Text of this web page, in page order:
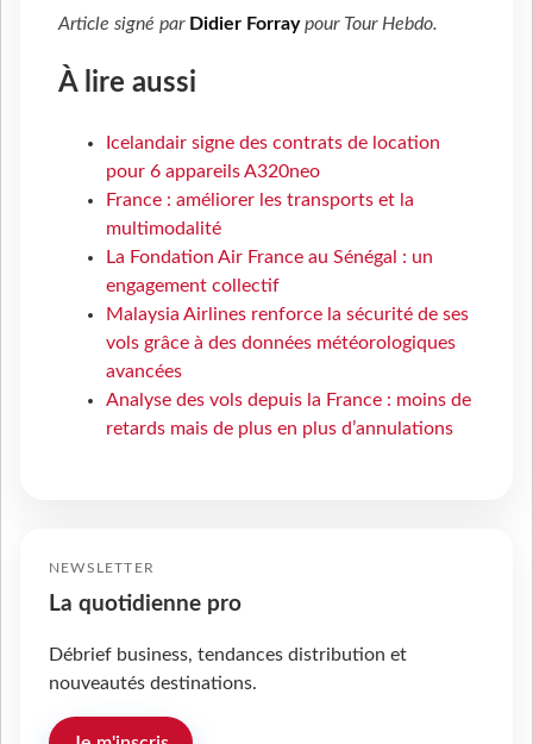
Article signé par Didier Forraypour Tour Hebdo.
À lire aussi
Icelandair signe des contrats de location
pour 6 appareils A320neo
France : améliorer les transports et la
multimodalité
La Fondation Air France au Sénégal : un
engagement collectif
Malaysia Airlines renforce la sécurité de ses
vols grâce à des données météorologiques
avancées
Analyse des vols depuis la France : moins de
retards mais de plus en plus d’annulations
NEWSLETTER
La quotidienne pro
Débrief business, tendances distribution et
nouveautés destinations.